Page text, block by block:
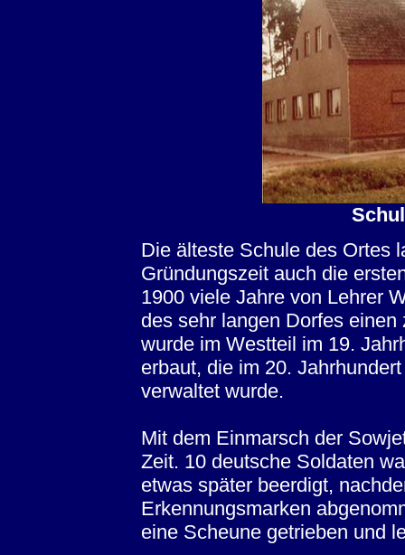
Die älteste Schule des Ortes
Gründungszeit auch die
1900 viele Jahre von Lehrer
des sehr langen Dorfes
wurde im Westteil im 19.
erbaut, die im 20.
verwaltet wurde.
Mit dem Einmarsch der
Zeit. 10 deutsche Soldaten
etwas später beerdigt,
Erkennungsmarken
eine Scheune getrieben und